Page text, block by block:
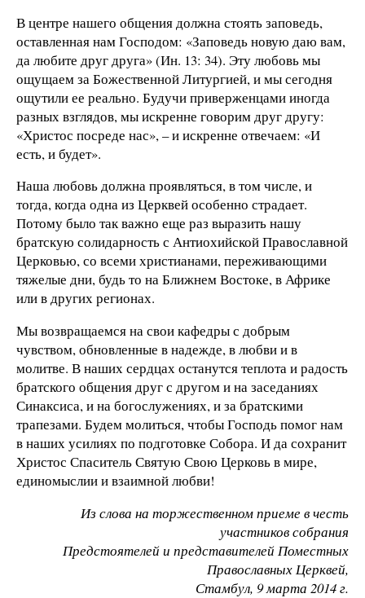
В центре нашего общения должна стоять заповедь,
оставленная нам Господом: «Заповедь новую даю вам,
да любите друг друга» (Ин. 13: 34). Эту любовь мы
ощущаем за Божественной Литургией, и мы сегодня
ощутили ее реально. Будучи приверженцами иногда
разных взглядов, мы искренне говорим друг другу:
«Христос посреде нас», – и искренне отвечаем: «И
есть, и будет».
Наша любовь должна проявляться, в том числе, и
тогда, когда одна из Церквей особенно страдает.
Потому было так важно еще раз выразить нашу
братскую солидарность с Антиохийской Православной
Церковью, со всеми христианами, переживающими
тяжелые дни, будь то на Ближнем Востоке, в Африке
или в других регионах.
Мы возвращаемся на свои кафедры с добрым
чувством, обновленные в надежде, в любви и в
молитве. В наших сердцах останутся теплота и радость
братского общения друг с другом и на заседаниях
Синаксиса, и на богослужениях, и за братскими
трапезами. Будем молиться, чтобы Господь помог нам
в наших усилиях по подготовке Собора. И да сохранит
Христос Спаситель Святую Свою Церковь в мире,
единомыслии и взаимной любви!
Из слова на торжественном приеме в честь
участников собрания
Предстоятелей и представителей Поместных
Православных Церквей,
Стамбул, 9 марта 2014 г.